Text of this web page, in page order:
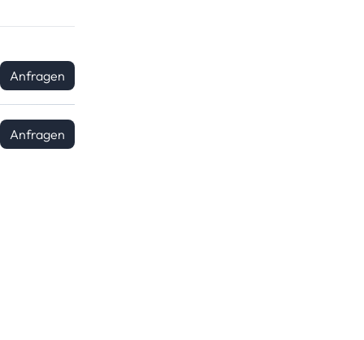
Anfragen
Anfragen